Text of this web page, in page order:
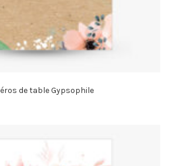
de table Gypsophile